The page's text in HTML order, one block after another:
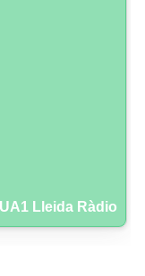
Lleida Ràdio